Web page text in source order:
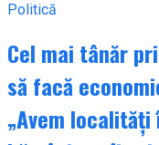
Politică
Cel mai tânăr
să facă
„Avem